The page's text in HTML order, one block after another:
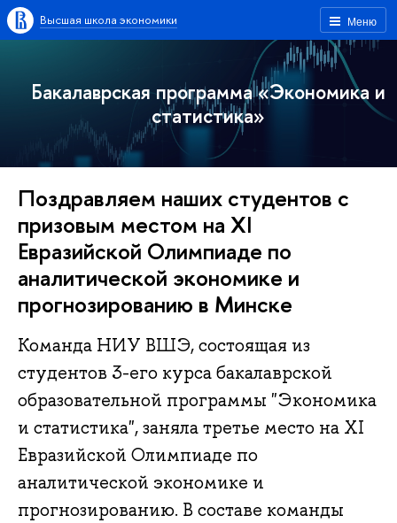
Меню
Высшая школа экономики
Бакалаврская программа «Экономика и
статистика»
Поздравляем наших студентов с
призовым местом на XI
Евразийской Олимпиаде по
аналитической экономике и
прогнозированию в Минске
Команда НИУ ВШЭ, состоящая из
студентов 3-его курса бакалаврской
образовательной программы "Экономика
и статистика", заняла третье место на XI
Евразийской Олимпиаде по
аналитической экономике и
прогнозированию. В составе команды